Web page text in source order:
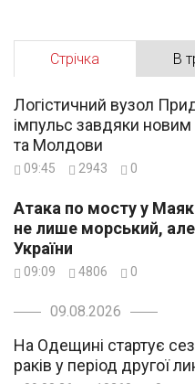
Стрічка В
Логістичний вузол
імпульс завдяки
та Молдови
09:45 2943 0
Атака по мосту у
не лише морський,
України
09:09 4806 0
09.08.2026
На Одещині стартує
раків у період другої